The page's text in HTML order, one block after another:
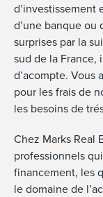
d’investissement
d’une banque ou
surprises par la
sud de la France,
d’acompte. Vous
pour les frais de
les besoins de
Chez Marks Real
professionnels
financement, les
le domaine de